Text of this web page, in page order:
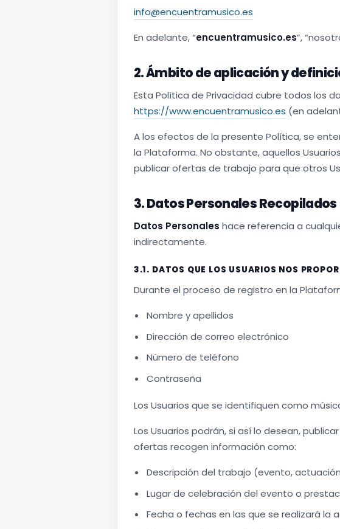
info@encuentramusico.es
En adelante, “encuentramusico.es”,
2. Ámbito de aplicación y
Esta Política de Privacidad cubre todos los
https://www.encuentramusico.es (en
A los efectos de la presente Política, se
la Plataforma. No obstante, aquellos
publicar ofertas de trabajo para que otros
3. Datos Personales Recopilados
Datos Personales hace referencia a
indirectamente.
3.1. DATOS QUE LOS USUARIOS NOS
Durante el proceso de registro en la
Nombre y apellidos
Dirección de correo electrónico
Número de teléfono
Contraseña
Los Usuarios que se identifiquen como
Los Usuarios podrán, si así lo desean,
ofertas recogen información como:
Descripción del trabajo (evento,
Lugar de celebración del evento o
Fecha o fechas en las que se realizará la